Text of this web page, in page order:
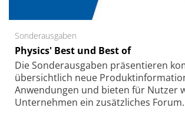
Sonderausgaben
Physics' Best und Best of
Die Sonder­ausgaben präsentieren
übersichtlich neue
Anwendungen und bieten für Nutzer
Unternehmen ein zusätzliches Forum.